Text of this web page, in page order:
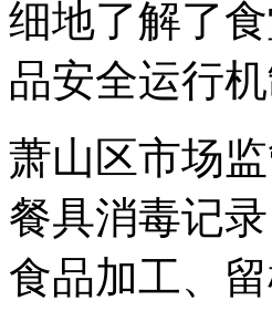
细地了解了
品安全运行机
萧山区市场
餐具消毒记
食品加工、